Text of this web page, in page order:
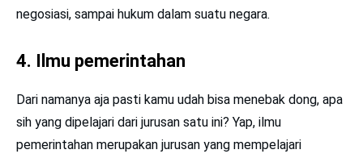
negosiasi, sampai hukum dalam suatu negara.
4. Ilmu pemerintahan
Dari namanya aja pasti kamu udah bisa menebak dong, apa
sih yang dipelajari dari jurusan satu ini? Yap, ilmu
pemerintahan merupakan jurusan yang mempelajari